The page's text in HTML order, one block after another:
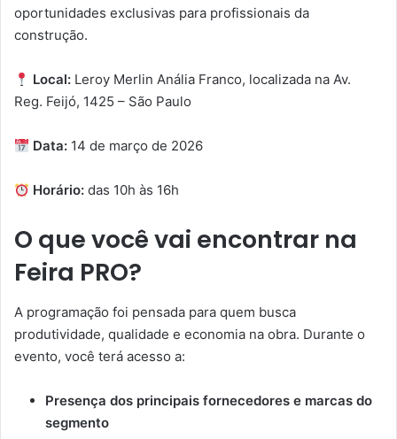
oportunidades exclusivas para profissionais da
construção.
Local: Leroy Merlin Anália Franco, localizada na Av.
Reg. Feijó, 1425 – São Paulo
Data: 14 de março de 2026
Horário: das 10h às 16h
O que você vai encontrar na
Feira PRO?
A programação foi pensada para quem busca
produtividade, qualidade e economia na obra. Durante o
evento, você terá acesso a:
Presença dos principais fornecedores e marcas do
segmento